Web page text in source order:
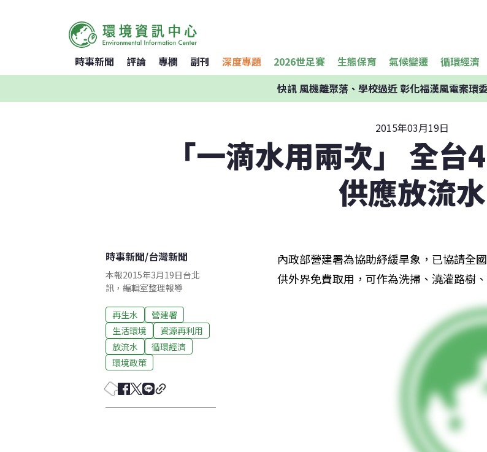
時事新聞 評論 專欄 副刊 深度專題 2026世足賽 生態保育 氣候變遷 循環經濟
快訊風機離聚落、學校過近 彰化福漢風電案環
2015年03月19日
「一滴水用兩次」 全
供應放流水
時事新聞/台灣新聞
本報2015年3月19日台北
訊，編輯室整理報導
再生水
營建署
生活環境
資源再利用
放流水
循環經濟
環境政策
內政部營建署為協助紓緩旱象，已協請全
供外界免費取用，可作為洗掃、澆灌路樹